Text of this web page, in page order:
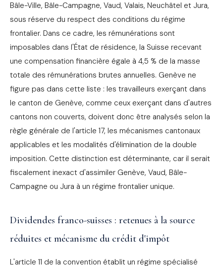
Bâle-Ville, Bâle-Campagne, Vaud, Valais, Neuchâtel et Jura,
sous réserve du respect des conditions du régime
frontalier. Dans ce cadre, les rémunérations sont
imposables dans l'État de résidence, la Suisse recevant
une compensation financière égale à 4,5 % de la masse
totale des rémunérations brutes annuelles. Genève ne
figure pas dans cette liste : les travailleurs exerçant dans
le canton de Genève, comme ceux exerçant dans d'autres
cantons non couverts, doivent donc être analysés selon la
règle générale de l'article 17, les mécanismes cantonaux
applicables et les modalités d'élimination de la double
imposition. Cette distinction est déterminante, car il serait
fiscalement inexact d'assimiler Genève, Vaud, Bâle-
Campagne ou Jura à un régime frontalier unique.
Dividendes franco-suisses : retenues à la source
réduites et mécanisme du crédit d'impôt
L'article 11 de la convention établit un régime spécialisé